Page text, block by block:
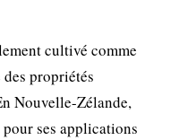
cultivé comme
propriétés
Nouvelle-Zélande,
ses applications